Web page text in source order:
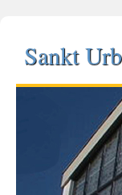
Sankt